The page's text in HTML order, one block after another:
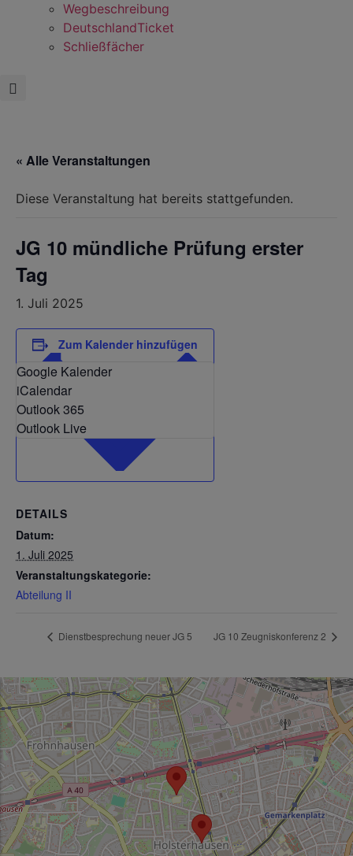
Wegbeschreibung
DeutschlandTicket
Schließfächer
« Alle Veranstaltungen
Diese Veranstaltung hat bereits stattgefunden.
JG 10 mündliche Prüfung erster
Tag
1. Juli 2025
Zum Kalender hinzufügen
Google Kalender
iCalendar
Outlook 365
Outlook Live
DETAILS
Datum:
1. Juli 2025
Veranstaltungskategorie:
Abteilung II
Dienstbesprechung neuer JG 5 JG 10 Zeugniskonferenz 2